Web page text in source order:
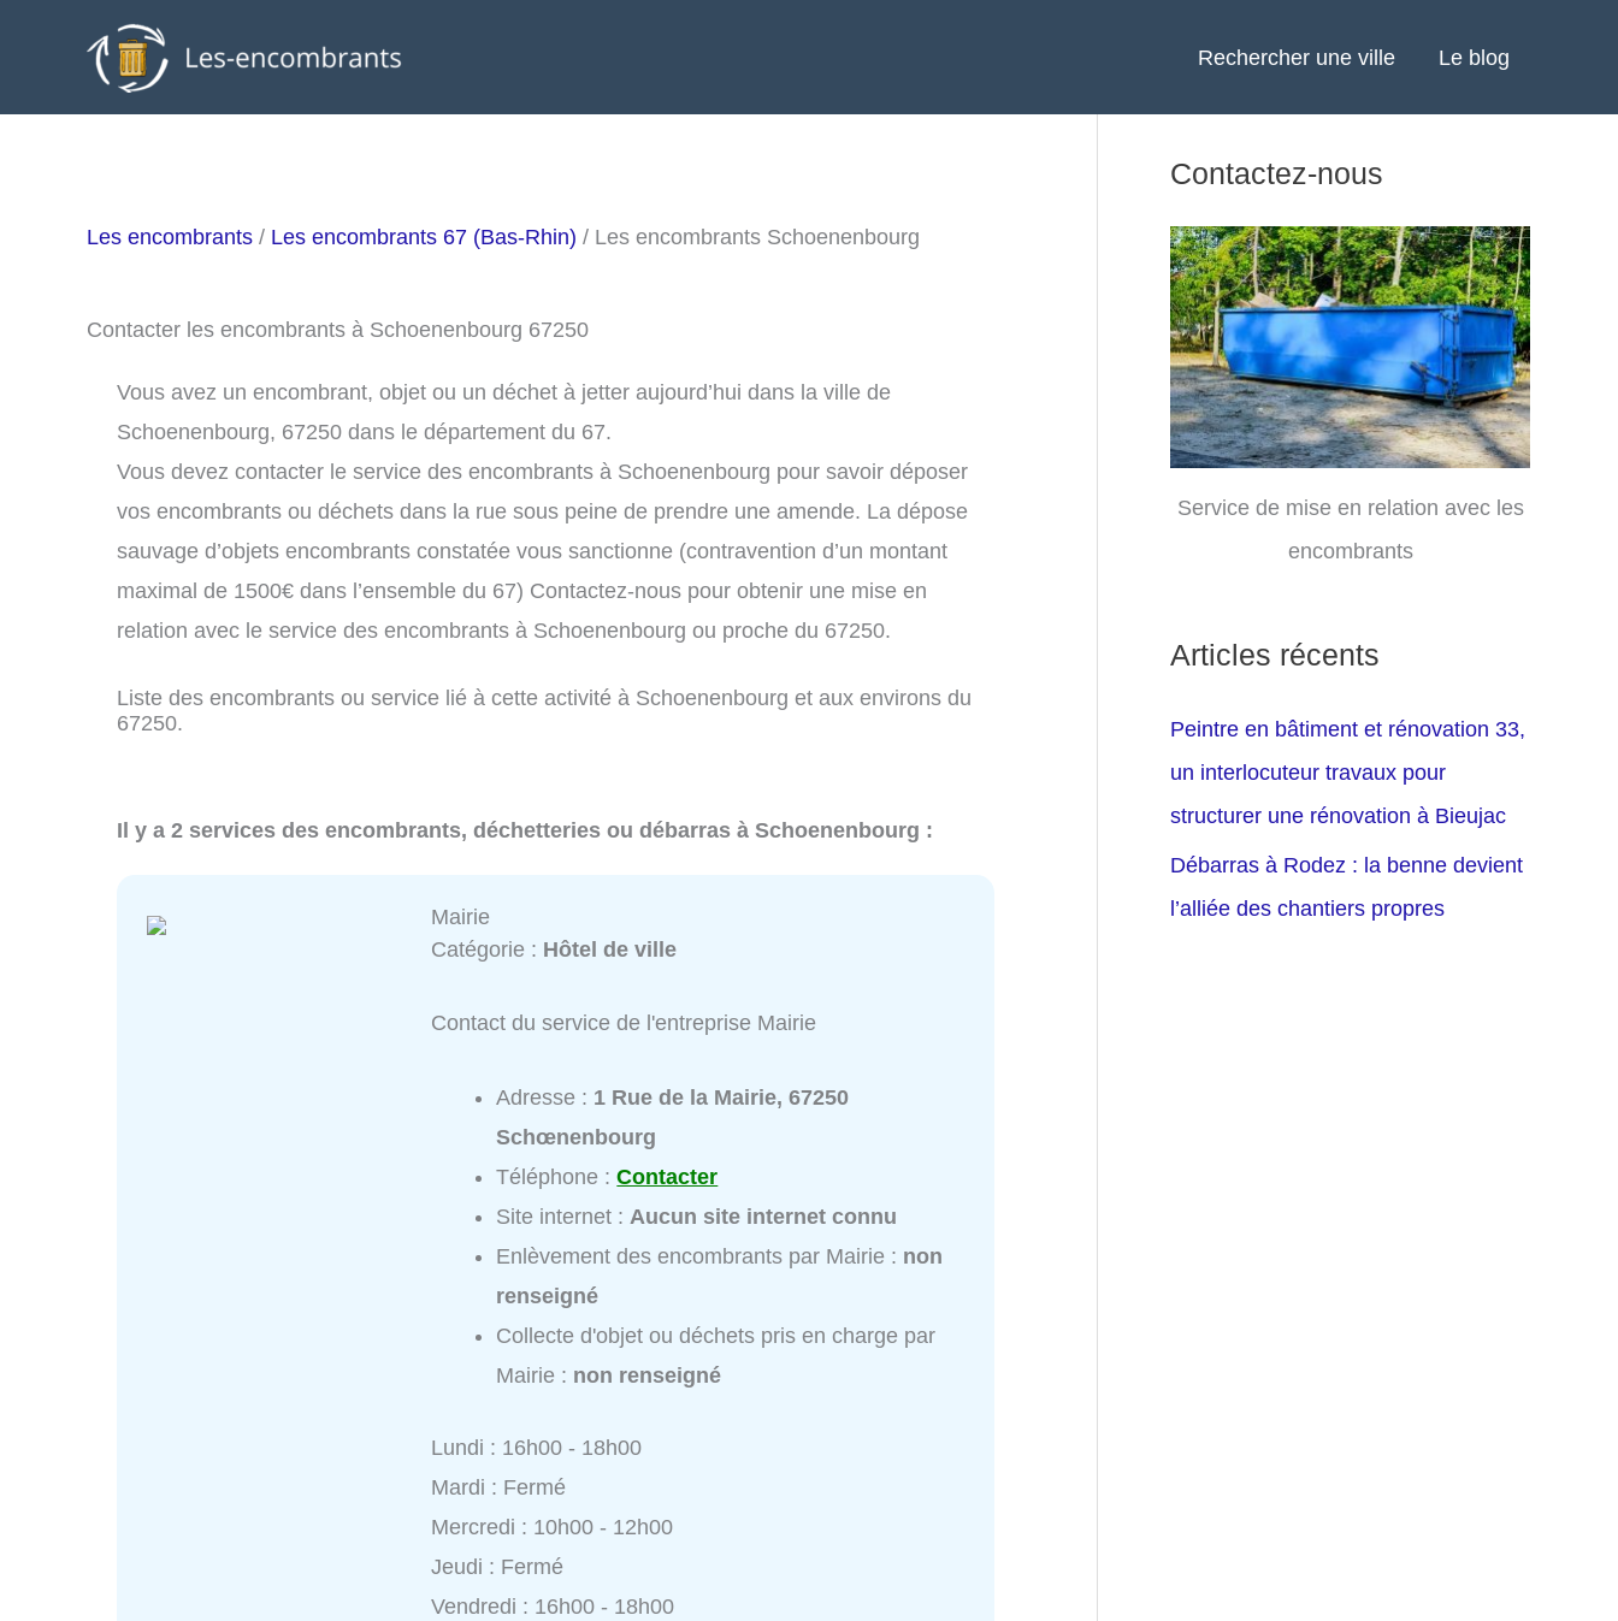
Rechercher une ville Le blog
Les encombrants / Les encombrants 67 (Bas-Rhin) / Les encombrants Schoenenbourg
Contacter les encombrants à Schoenenbourg 67250
Vous avez un encombrant, objet ou un déchet à jetter aujourd’hui dans la ville de
Schoenenbourg, 67250 dans le département du 67.
Vous devez contacter le service des encombrants à Schoenenbourg pour savoir déposer
vos encombrants ou déchets dans la rue sous peine de prendre une amende. La dépose
sauvage d’objets encombrants constatée vous sanctionne (contravention d’un montant
maximal de 1500€ dans l’ensemble du 67) Contactez-nous pour obtenir une mise en
relation avec le service des encombrants à Schoenenbourg ou proche du 67250.
Liste des encombrants ou service lié à cette activité à Schoenenbourg et aux environs du
67250.
Il y a 2 services des encombrants, déchetteries ou débarras à Schoenenbourg :
Mairie
Catégorie : Hôtel de ville
Contact du service de l'entreprise Mairie
Adresse : 1 Rue de la Mairie, 67250
Schœnenbourg
Téléphone :Contacter
Site internet :Aucun site internet connu
Enlèvement des encombrants par Mairie : non
renseigné
Collecte d'objet ou déchets pris en charge par
Mairie : non renseigné
Lundi : 16h00 - 18h00
Mardi : Fermé
Mercredi : 10h00 - 12h00
Jeudi : Fermé
Vendredi : 16h00 - 18h00
Contactez-nous
Service de mise en relation avec les
encombrants
Articles récents
Peintre en bâtiment et rénovation 33,
un interlocuteur travaux pour
structurer une rénovation à Bieujac
Débarras à Rodez : la benne devient
l’alliée des chantiers propres